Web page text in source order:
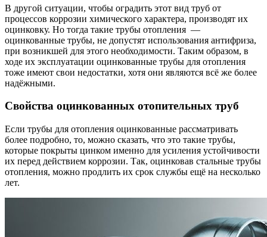
В другой ситуации, чтобы оградить этот вид труб от
процессов коррозии химического характера, производят их
оцинковку. Но тогда такие трубы отопления —
оцинкованные трубы, не допустят использования антифриза,
при возникшей для этого необходимости. Таким образом, в
ходе их эксплуатации оцинкованные трубы для отопления
тоже имеют свои недостатки, хотя они являются всё же более
надёжными.
Свойства оцинкованных отопительных труб
Если трубы для отопления оцинкованные рассматривать
более подробно, то, можно сказать, что это такие трубы,
которые покрыты цинком именно для усиления устойчивости
их перед действием коррозии. Так, оцинковав стальные трубы
отопления, можно продлить их срок службы ещё на несколько
лет.